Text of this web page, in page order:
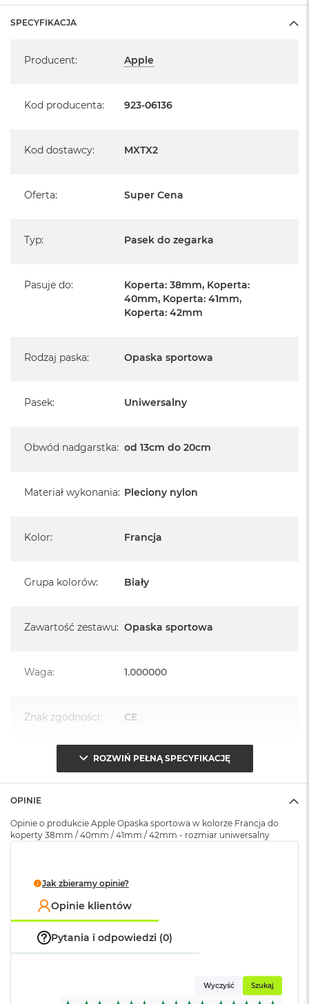
i
M
o
A
5
o
4
a
o
i
B
k
M
M
r
1
M
a
c
B
o
o
k
SPECYFIKACJA
Producent: Apple
Kod producenta: 923-06136
Kod dostawcy: MXTX2
Oferta: Super Cena
Typ: Pasek do zegarka
Pasuje do:
Koperta: 38mm, Koperta:
40mm, Koperta: 41mm,
Koperta: 42mm
Rodzaj paska: Opaska sportowa
Pasek: Uniwersalny
Obwód nadgarstka: od 13cm do 20cm
Materiał wykonania: Pleciony nylon
Kolor: Francja
Grupa kolorów: Biały
Zawartość zestawu: Opaska sportowa
Waga: 1.000000
Znak zgodności: CE
Opakowanie
(pudełko):
Serwisowe
ROZWIŃ PEŁNĄ SPECYFIKACJĘ
OPINIE
Opinie o produkcie Apple Opaska sportowa w kolorze Francja do
koperty 38mm / 40mm / 41mm / 42mm - rozmiar uniwersalny
Jak zbieramy opinie?
Opinie klientów
Pytania i odpowiedzi (0)
Wyczyść Szukaj